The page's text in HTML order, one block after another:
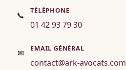
📞 TÉLÉPHONE
01 42 93 79 30
✉ EMAIL GÉNÉRAL
contact@ark-avocats.com